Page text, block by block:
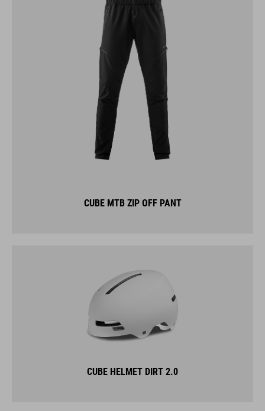
CUBE MTB ZIP OFF PANT
CUBE HELMET DIRT 2.0